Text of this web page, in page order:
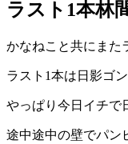
ラスト1本林
かなねこと共にまた
ラスト1本は日影ゴ
やっぱり今日イチで
途中途中の壁でパン